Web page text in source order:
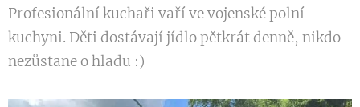
Profesionální kuchaři vaří ve vojenské polní
kuchyni. Děti dostávají jídlo pětkrát denně, nikdo
nezůstane o hladu :)